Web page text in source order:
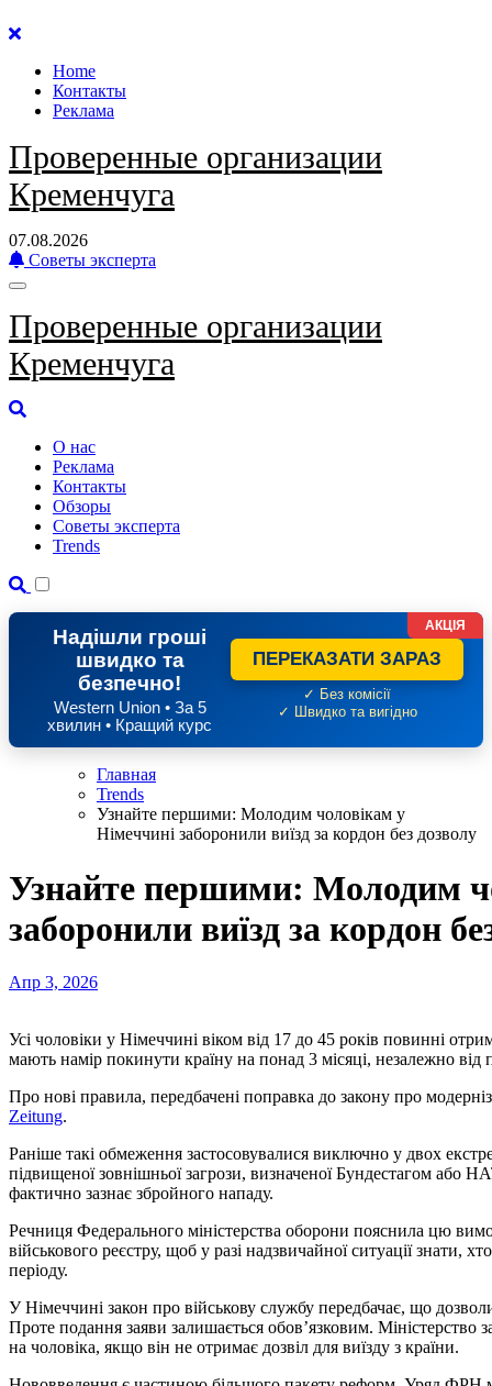
Перейти
содержанию
Home
Контакты
Реклама
Проверенные организации
Кременчуга
07.08.2026
Советы эксперта
Проверенные организации
Кременчуга
О нас
Реклама
Контакты
Обзоры
Советы эксперта
Trends
Надішли гроші
швидко та
безпечно!
Western Union • За 5
хвилин • Кращий курс
ПЕРЕКАЗАТИ ЗАРАЗ
✓ Без комісії
✓ Швидко та вигідно
АКЦІЯ
Главная
Trends
Узнайте першими: Молодим чоловікам у
Німеччині заборонили виїзд за кордон без дозволу
Узнайте першими: Молодим
заборонили виїзд за кордон
Апр 3, 2026
Усі чоловіки у Німеччині віком від 17 до 45 років повинні отримати спеціальний дозвіл від Бундесверу, якщо вони
мають намір покинути країну на понад 3 місяці, незалежно від
Про нові правила, передбачені поправка до закону про
Zeitung.
Раніше такі обмеження застосовувалися виключно у двох
підвищеної зовнішньої загрози, визначеної Бундестагом або
фактично зазнає збройного нападу.
Речниця Федерального міністерства оборони пояснила цю
військового реєстру, щоб у разі надзвичайної ситуації знати,
періоду.
У Німеччині закон про військову службу передбачає, що
Проте подання заяви залишається обов’язковим. Міністерство
на чоловіка, якщо він не отримає дозвіл для виїзду з країни.